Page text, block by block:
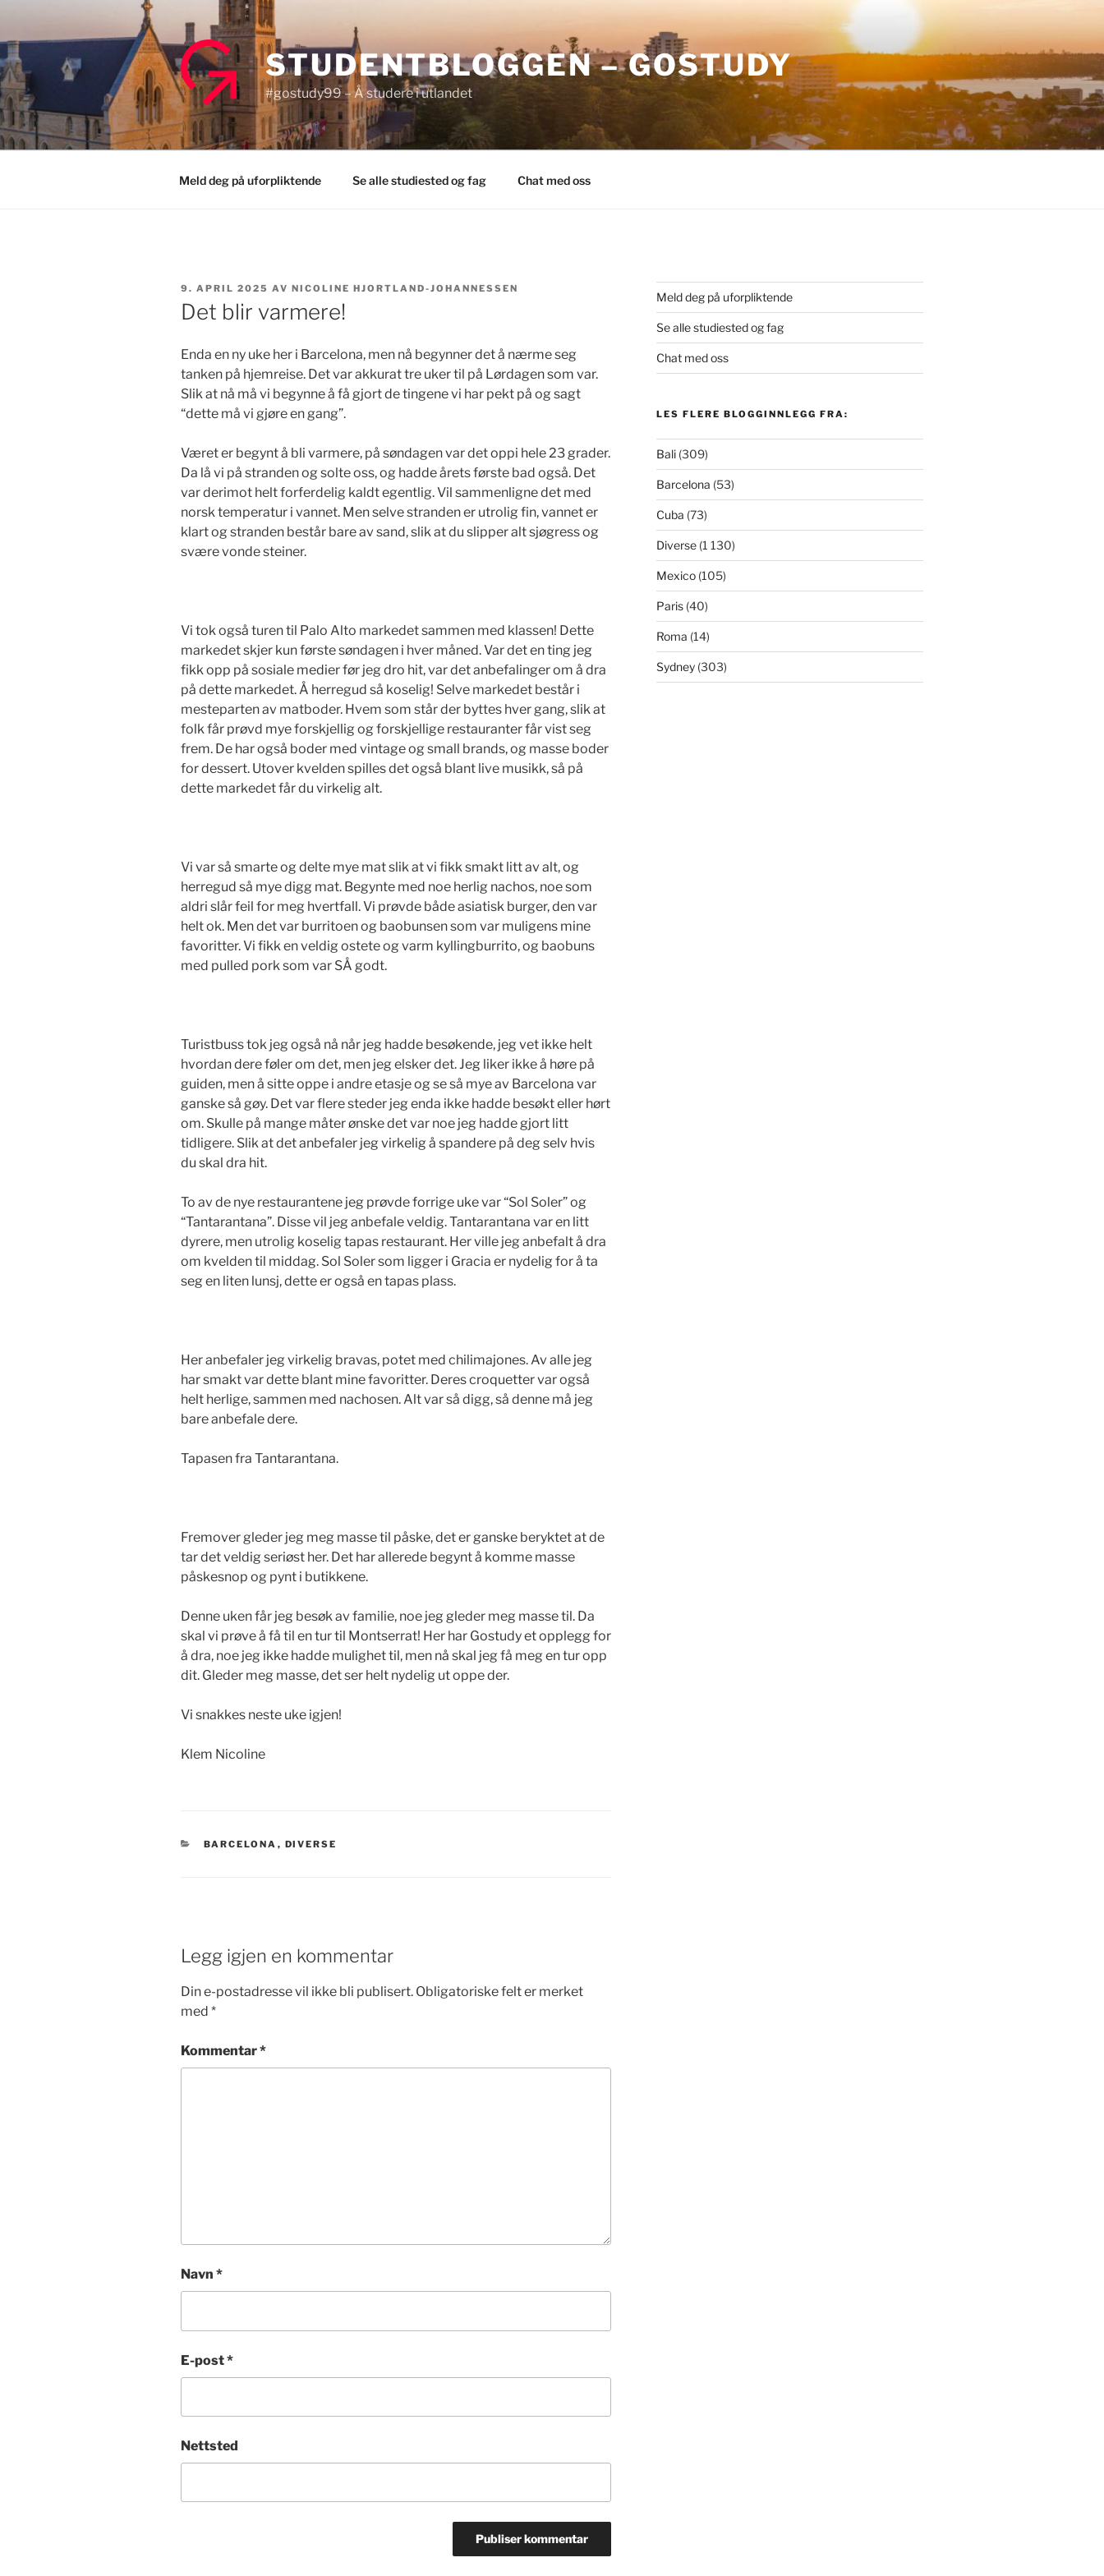
innhold
STUDENTBLOGGEN – GOSTUDY
#gostudy99 – Å studere i utlandet
Meld deg på uforpliktende Se alle studiested og fag Chat med oss
PUBLISERT
9. APRIL 2025 AV NICOLINE HJORTLAND-JOHANNESSEN
Det blir varmere!
Enda en ny uke her i Barcelona, men nå begynner det å nærme seg
tanken på hjemreise. Det var akkurat tre uker til på Lørdagen som var.
Slik at nå må vi begynne å få gjort de tingene vi har pekt på og sagt
“dette må vi gjøre en gang”.
Været er begynt å bli varmere, på søndagen var det oppi hele 23 grader.
Da lå vi på stranden og solte oss, og hadde årets første bad også. Det
var derimot helt forferdelig kaldt egentlig. Vil sammenligne det med
norsk temperatur i vannet. Men selve stranden er utrolig fin, vannet er
klart og stranden består bare av sand, slik at du slipper alt sjøgress og
svære vonde steiner.
Vi tok også turen til Palo Alto markedet sammen med klassen! Dette
markedet skjer kun første søndagen i hver måned. Var det en ting jeg
fikk opp på sosiale medier før jeg dro hit, var det anbefalinger om å dra
på dette markedet. Å herregud så koselig! Selve markedet består i
mesteparten av matboder. Hvem som står der byttes hver gang, slik at
folk får prøvd mye forskjellig og forskjellige restauranter får vist seg
frem. De har også boder med vintage og small brands, og masse boder
for dessert. Utover kvelden spilles det også blant live musikk, så på
dette markedet får du virkelig alt.
Vi var så smarte og delte mye mat slik at vi fikk smakt litt av alt, og
herregud så mye digg mat. Begynte med noe herlig nachos, noe som
aldri slår feil for meg hvertfall. Vi prøvde både asiatisk burger, den var
helt ok. Men det var burritoen og baobunsen som var muligens mine
favoritter. Vi fikk en veldig ostete og varm kyllingburrito, og baobuns
med pulled pork som var SÅ godt.
Turistbuss tok jeg også nå når jeg hadde besøkende, jeg vet ikke helt
hvordan dere føler om det, men jeg elsker det. Jeg liker ikke å høre på
guiden, men å sitte oppe i andre etasje og se så mye av Barcelona var
ganske så gøy. Det var flere steder jeg enda ikke hadde besøkt eller hørt
om. Skulle på mange måter ønske det var noe jeg hadde gjort litt
tidligere. Slik at det anbefaler jeg virkelig å spandere på deg selv hvis
du skal dra hit.
To av de nye restaurantene jeg prøvde forrige uke var “Sol Soler” og
“Tantarantana”. Disse vil jeg anbefale veldig. Tantarantana var en litt
dyrere, men utrolig koselig tapas restaurant. Her ville jeg anbefalt å dra
om kvelden til middag. Sol Soler som ligger i Gracia er nydelig for å ta
seg en liten lunsj, dette er også en tapas plass.
Her anbefaler jeg virkelig bravas, potet med chilimajones. Av alle jeg
har smakt var dette blant mine favoritter. Deres croquetter var også
helt herlige, sammen med nachosen. Alt var så digg, så denne må jeg
bare anbefale dere.
Tapasen fra Tantarantana.
Fremover gleder jeg meg masse til påske, det er ganske beryktet at de
tar det veldig seriøst her. Det har allerede begynt å komme masse
påskesnop og pynt i butikkene.
Denne uken får jeg besøk av familie, noe jeg gleder meg masse til. Da
skal vi prøve å få til en tur til Montserrat! Her har Gostudy et opplegg for
å dra, noe jeg ikke hadde mulighet til, men nå skal jeg få meg en tur opp
dit. Gleder meg masse, det ser helt nydelig ut oppe der.
Vi snakkes neste uke igjen!
Klem Nicoline
KATEGORIER
BARCELONA , DIVERSE
Legg igjen en kommentar
Din e-postadresse vil ikke bli publisert. Obligatoriske felt er merket
med *
Kommentar*
Navn *
E-post*
Nettsted
Meld deg på uforpliktende
Se alle studiested og fag
Chat med oss
LES FLERE BLOGGINNLEGG FRA:
Bali(309)
Barcelona (53)
Cuba (73)
Diverse(1 130)
Mexico(105)
Paris(40)
Roma (14)
Sydney(303)